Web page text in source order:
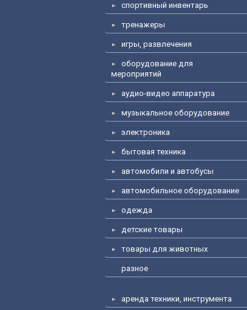
спортивный инвентарь
тренажеры
игры, развлечения
оборудование для
мероприятий
аудио-видео аппаратура
музыкальное оборудование
электроника
бытовая техника
автомобили и автобусы
автомобильное оборудование
одежда
детские товары
товары для животных
разное
аренда техники, инструмента